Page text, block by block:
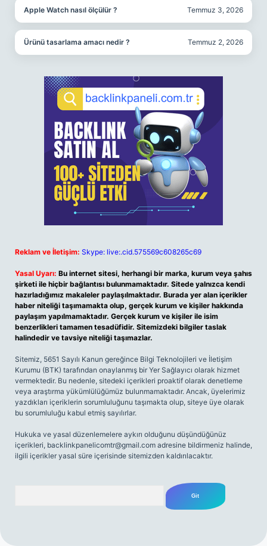
Apple Watch nasıl ölçülür ? Temmuz 3, 2026
Ürünü tasarlama amacı nedir ? Temmuz 2, 2026
Reklam ve İletişim: Skype: live:.cid.575569c608265c69
Yasal Uyarı: Bu internet sitesi, herhangi bir marka, kurum veya şahıs
şirketi ile hiçbir bağlantısı bulunmamaktadır. Sitede yalnızca kendi
hazırladığımız makaleler paylaşılmaktadır. Burada yer alan içerikler
haber niteliği taşımamakta olup, gerçek kurum ve kişiler hakkında
paylaşım yapılmamaktadır. Gerçek kurum ve kişiler ile isim
benzerlikleri tamamen tesadüfidir. Sitemizdeki bilgiler taslak
halindedir ve tavsiye niteliği taşımazlar.
Sitemiz, 5651 Sayılı Kanun gereğince Bilgi Teknolojileri ve İletişim
Kurumu (BTK) tarafından onaylanmış bir Yer Sağlayıcı olarak hizmet
vermektedir. Bu nedenle, sitedeki içerikleri proaktif olarak denetleme
veya araştırma yükümlülüğümüz bulunmamaktadır. Ancak, üyelerimiz
yazdıkları içeriklerin sorumluluğunu taşımakta olup, siteye üye olarak
bu sorumluluğu kabul etmiş sayılırlar.
Hukuka ve yasal düzenlemelere aykırı olduğunu düşündüğünüz
içerikleri, backlinkpanelicomtr@gmail.com adresine bildirmeniz halinde,
ilgili içerikler yasal süre içerisinde sitemizden kaldırılacaktır.